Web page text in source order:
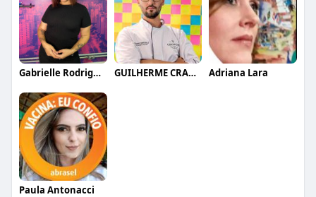
Gabrielle Rodrigues GUILHERME CRAMER BALLE Adriana Lara
Paula Antonacci